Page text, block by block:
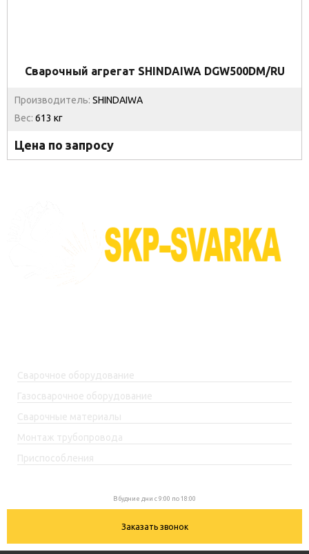
Сварочный агрегат SHINDAIWA DGW500DM/RU
Производитель: SHINDAIWA
Вес: 613 кг
Цена по запросу
Сварочное оборудование
Газосварочное оборудование
Сварочные материалы
Монтаж трубопровода
Приспособления
В будние дни с 9:00 по 18:00
Заказать звонок